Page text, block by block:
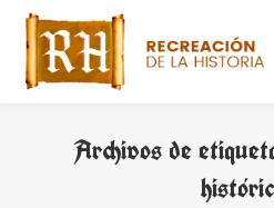
Archivos de